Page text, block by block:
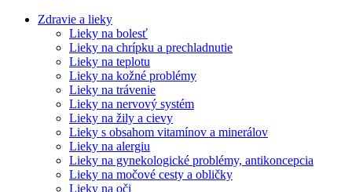
Zdravie a lieky
Lieky na bolesť
Lieky na chrípku a prechladnutie
Lieky na teplotu
Lieky na kožné problémy
Lieky na trávenie
Lieky na nervový systém
Lieky na žily a cievy
Lieky s obsahom vitamínov a minerálov
Lieky na alergiu
Lieky na gynekologické problémy, antikoncepcia
Lieky na močové cesty a obličky
Lieky na oči